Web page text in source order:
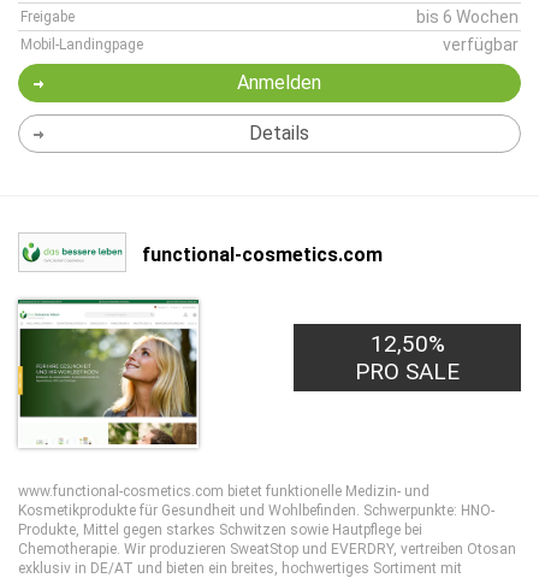
Freigabe bis 6 Wochen
Mobil-Landingpage verfügbar
Anmelden
Details
functional-cosmetics.com
12,50%
PRO SALE
www.functional-cosmetics.com bietet funktionelle Medizin- und
Kosmetikprodukte für Gesundheit und Wohlbefinden. Schwerpunkte: HNO-
Produkte, Mittel gegen starkes Schwitzen sowie Hautpflege bei
Chemotherapie. Wir produzieren SweatStop und EVERDRY, vertreiben Otosan
exklusiv in DE/AT und bieten ein breites, hochwertiges Sortiment mit